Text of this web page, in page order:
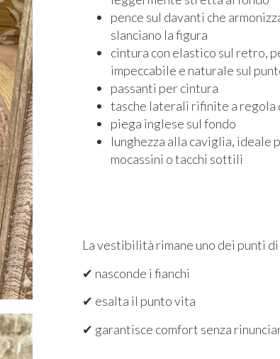
pence sul davanti che
slanciano la figura
cintura con elastico sul retro,
impeccabile e naturale sul
passanti per cintura
tasche laterali rifinite a regola
piega inglese sul fondo
lunghezza alla caviglia, ideale
mocassini o tacchi sottili
La vestibilità rimane uno dei punti
✔ nasconde i fianchi
✔ esalta il punto vita
✔ garantisce comfort senza